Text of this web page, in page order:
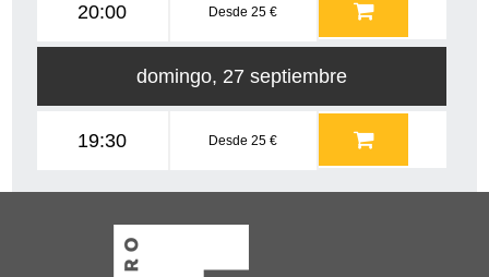
20:00 Desde 25 €
domingo, 27 septiembre
19:30 Desde 25 €